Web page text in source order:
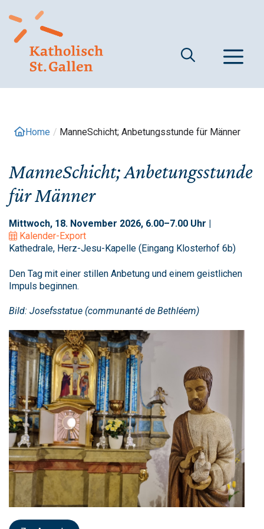
zum
Inhalt
Home / ManneSchicht; Anbetungsstunde für Männer
ManneSchicht; Anbetungsstunde
für Männer
Mittwoch, 18. November 2026, 6.00–7.00 Uhr |
Kalender-Export
Kathedrale, Herz-Jesu-Kapelle (Eingang Klosterhof 6b)
Den Tag mit einer stillen Anbetung und einem geistlichen
Impuls beginnen.
Bild: Josefsstatue (communanté de Bethléem)